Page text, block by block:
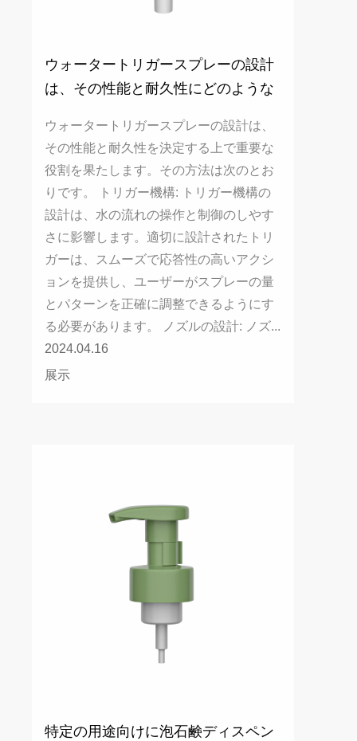
ウォータートリガースプレーの設計
は、その性能と耐久性にどのような
ウォータートリガースプレーの設計は、
その性能と耐久性を決定する上で重要な
役割を果たします。その方法は次のとお
りです。 トリガー機構: トリガー機構の
設計は、水の流れの操作と制御のしやす
さに影響します。適切に設計されたトリ
ガーは、スムーズで応答性の高いアクシ
ョンを提供し、ユーザーがスプレーの量
とパターンを正確に調整できるようにす
る必要があります。 ノズルの設計: ノズ...
2024.04.16
展示
特定の用途向けに泡石鹸ディスペン